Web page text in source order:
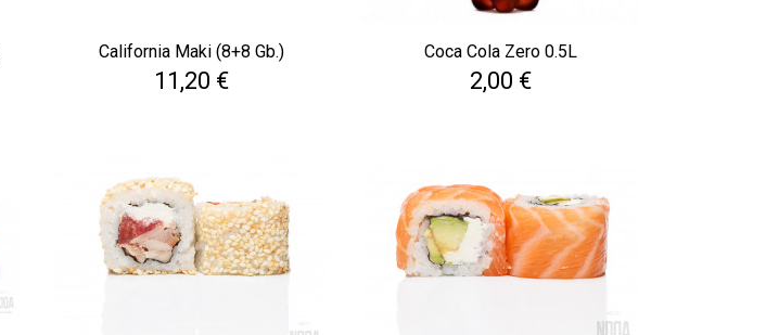
California Maki (8+8 Gb.)
Cena
11,20 €
Coca Cola Zero 0.5L
Cena
2,00 €